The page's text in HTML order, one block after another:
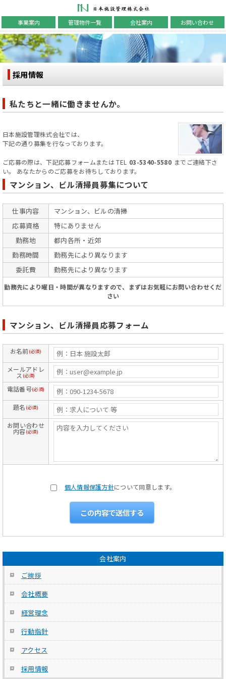
事業案内 管理物件一覧 会社案内 お問い合わせ
採用情報
私たちと一緒に働きませんか。
日本施設管理株式会社では、
下記の通り募集を行なっております。
ご応募の際は、下記応募フォームまたは TEL 03-5340-5580 までご連絡下さ
い。
あなたからのご応募をお待ちしております。
マンション、ビル清掃員募集について
仕事内容
マンション、ビルの清掃
応募資格
特にありません
勤務地
都内各所・近郊
勤務時間
勤務先により異なります
委託費
勤務先により異なります
勤務先により曜日・時間が異なりますので、まずはお気軽にお問い合わせくだ
さい
マンション、ビル清掃員応募フォーム
お名前(必須)
メールアドレ
ス (必須)
電話番号(必須)
題名 (必須)
お問い合わせ
内容(必須)
個人情報保護方針について同意します。
会社案内
ご挨拶
会社概要
経営理念
行動指針
アクセス
採用情報